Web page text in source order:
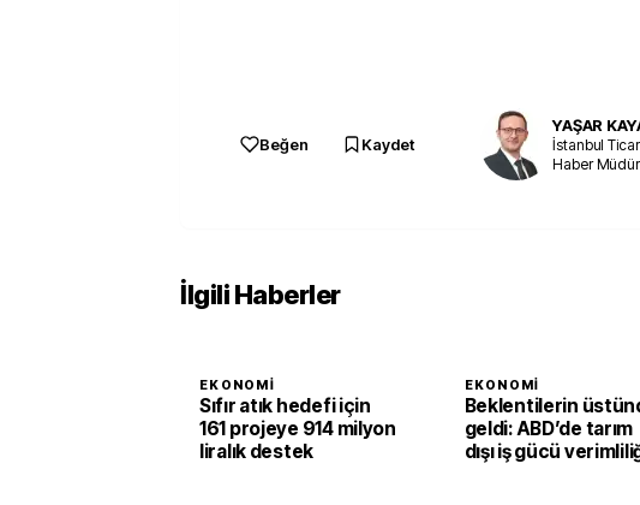
Beğen Kaydet
YAŞAR
İstanbul
Haber
İlgili Haberler
EKONOMI
Sıfır atık hedefi için
161 projeye 914 milyon
liralık destek
EKONOMI
Beklentilerin
geldi: ABD’de tarım
dışı iş gücü